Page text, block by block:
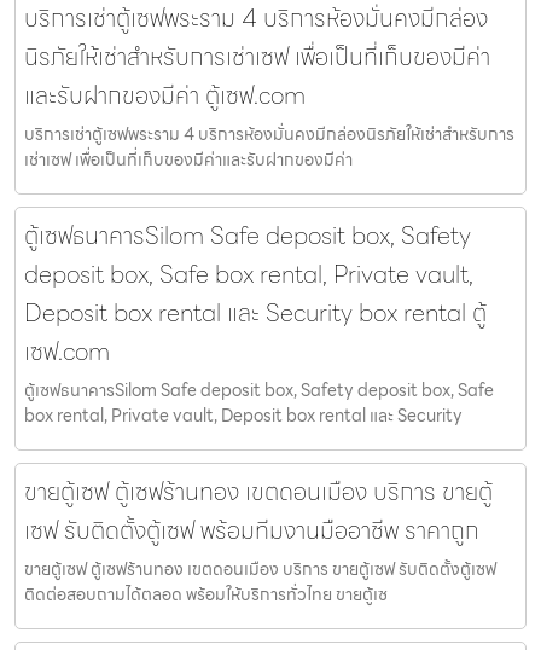
บริการเช่าตู้เซฟพระราม 4 บริการห้องมั่นคงมีกล่อง
นิรภัยให้เช่าสำหรับการเช่าเซฟ เพื่อเป็นที่เก็บของมีค่า
และรับฝากของมีค่า ตู้เซฟ.com
บริการเช่าตู้เซฟพระราม 4 บริการห้องมั่นคงมีกล่องนิรภัยให้เช่าสำหรับการ
เช่าเซฟ เพื่อเป็นที่เก็บของมีค่าและรับฝากของมีค่า
ตู้เซฟธนาคารSilom Safe deposit box, Safety
deposit box, Safe box rental, Private vault,
Deposit box rental และ Security box rental ตู้
เซฟ.com
ตู้เซฟธนาคารSilom Safe deposit box, Safety deposit box, Safe
box rental, Private vault, Deposit box rental และ Security
ขายตู้เซฟ ตู้เซฟร้านทอง เขตดอนเมือง บริการ ขายตู้
เซฟ รับติดตั้งตู้เซฟ พร้อมทีมงานมืออาชีพ ราคาถูก
ขายตู้เซฟ ตู้เซฟร้านทอง เขตดอนเมือง บริการ ขายตู้เซฟ รับติดตั้งตู้เซฟ
ติดต่อสอบถามได้ตลอด พร้อมให้บริการทั่วไทย ขายตู้เซ